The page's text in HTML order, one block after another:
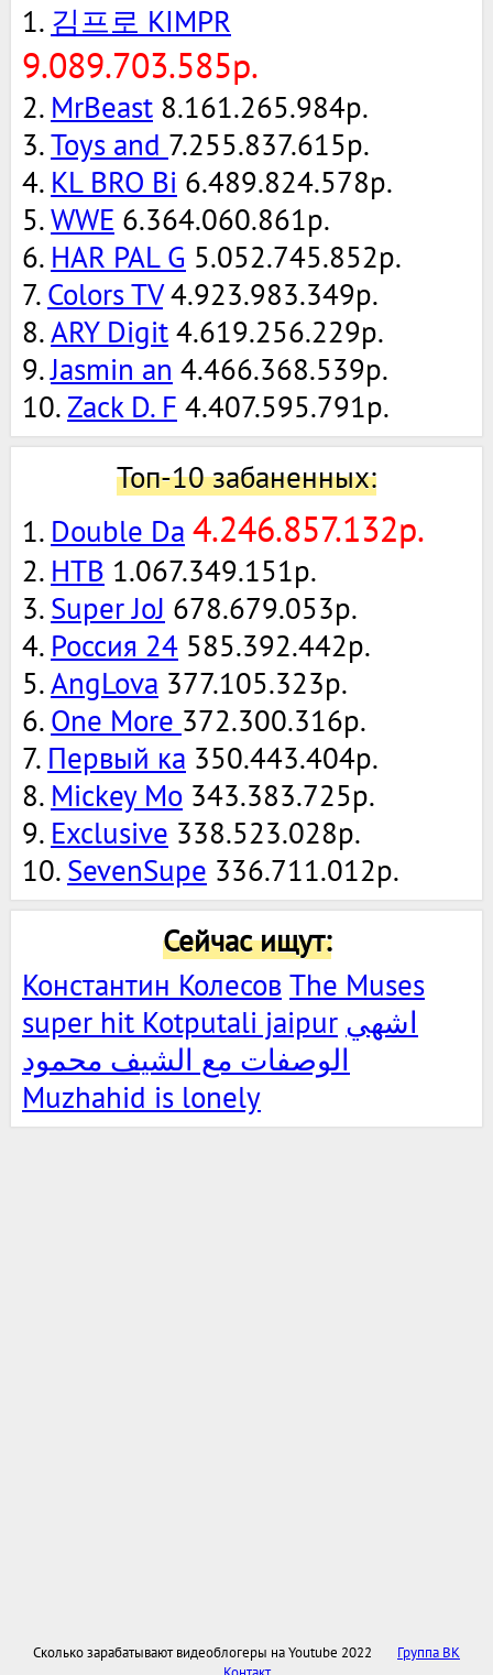
1. 김프로 KIMPR
9.089.703.585р.
2. MrBeast 8.161.265.984р.
3.Toys and 7.255.837.615р.
4. KL BRO Bi 6.489.824.578р.
5.WWE 6.364.060.861р.
6. HAR PAL G 5.052.745.852р.
7. Colors TV 4.923.983.349р.
8.ARY Digit 4.619.256.229р.
9.Jasmin an 4.466.368.539р.
10. Zack D. F 4.407.595.791р.
Топ-10 забаненных:
1. Double Da 4.246.857.132р.
2. НТВ 1.067.349.151р.
3. Super JoJ 678.679.053р.
4. Россия 24 585.392.442р.
5.AngLova 377.105.323р.
6. One More 372.300.316р.
7. Первый ка 350.443.404р.
8. Mickey Mo 343.383.725р.
9. Exclusive 338.523.028р.
10. SevenSupe 336.711.012р.
Сейчас ищут:
Константин Колесов The Muses
super hit Kotputali jaipur اشهي
الوصفات مع الشيف محمود
Muzhahid is lonely
Сколько зарабатывают видеоблогеры на Youtube 2022
Группа ВК